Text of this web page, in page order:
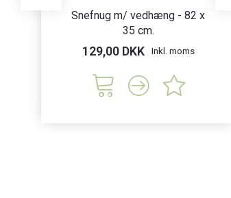
Snefnug m/ vedhæng - 82 x
35 cm.
129,00 DKK Inkl. moms